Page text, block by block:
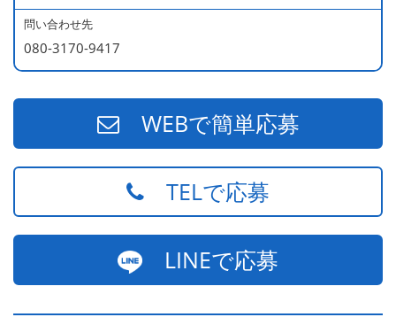
540万円／店長（20代・入社3年目・ 育休取得して、更に
やる気MAXの2児のお父さん）
670万円／統括店長（30代・入社7年目・中学生の長男筆
頭に3人の子供を持つ一家の大黒柱）
問い合わせ先
080-3170-9417
WEBで簡単応募
TELで応募
LINEで応募